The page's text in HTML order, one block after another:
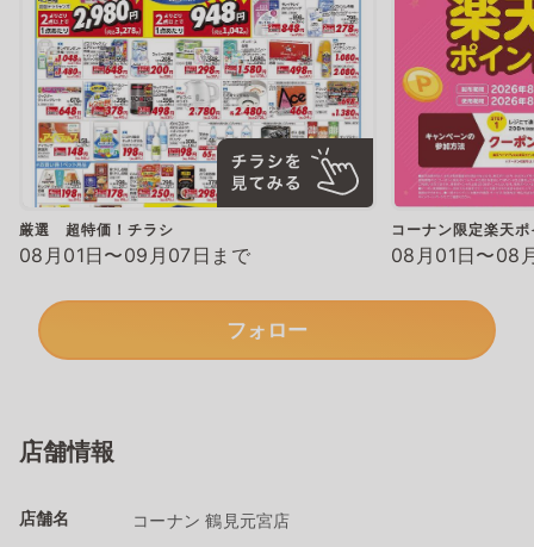
厳選 超特価！チラシ
08月01日〜09月07日まで
コーナン限定楽天
08月01日〜08
フォロー
店舗情報
店舗名 コーナン 鶴見元宮店